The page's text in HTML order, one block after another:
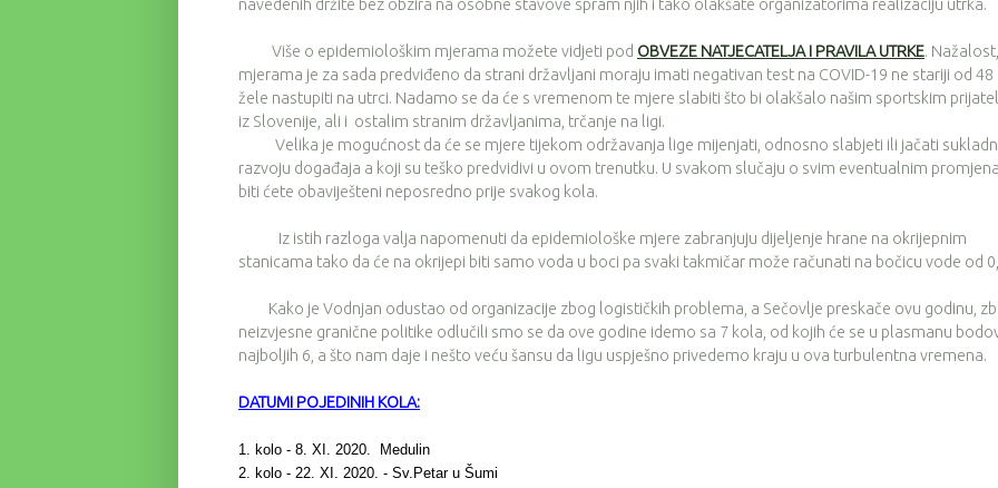
navedenih držite bez obzira na osobne stavove spram njih i tako olakšate organizatorima realizaciju utrka.
Više o epidemiološkim mjerama možete vidjeti pod OBVEZE NATJECATELJA I PRAVILA UTRKE. Nažalost,
mjerama je za sada predviđeno da strani državljani moraju imati negativan test na COVID-19 ne stariji od 48
žele nastupiti na utrci. Nadamo se da će s vremenom te mjere slabiti što bi olakšalo našim sportskim
iz Slovenije, ali i ostalim stranim državljanima, trčanje na ligi.
Velika je mogućnost da će se mjere tijekom održavanja lige mijenjati, odnosno slabjeti ili jačati
razvoju događaja a koji su teško predvidivi u ovom trenutku. U svakom slučaju o svim eventualnim
biti ćete obaviješteni neposredno prije svakog kola.
Iz istih razloga valja napomenuti da epidemiološke mjere zabranjuju dijeljenje hrane na okrijepnim
stanicama tako da će na okrijepi biti samo voda u boci pa svaki takmičar može računati na bočicu vode od
Kako je Vodnjan odustao od organizacije zbog logističkih problema, a Sečovlje preskače ovu godinu,
neizvjesne granične politike odlučili smo se da ove godine idemo sa 7 kola, od kojih će se u plasmanu
najboljih 6, a što nam daje i nešto veću šansu da ligu uspješno privedemo kraju u ova turbulentna vremena.
DATUMI POJEDINIH KOLA:
1. kolo - 8. XI. 2020. Medulin
2. kolo - 22. XI. 2020. - Sv.Petar u Šumi